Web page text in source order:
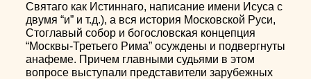
Святаго как Истиннаго, написание имени Исуса с
двумя “и” и т.д.), а вся история Московской Руси,
Стоглавый собор и богословская концепция
“Москвы-Третьего Рима” осуждены и подвергнуты
анафеме. Причем главными судьями в этом
вопросе выступали представители зарубежных